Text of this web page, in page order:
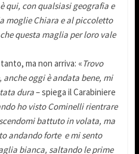
qui, con qualsiasi geografia e
moglie Chiara e al piccoletto
questa maglia per loro vale
ma non arriva: «Trovo
oggi è andata bene, mi
dura– spiega il Carabiniere
ho visto Cominelli rientrare
battuto in volata, ma
andando forte e mi sento
bianca, saltando le prime